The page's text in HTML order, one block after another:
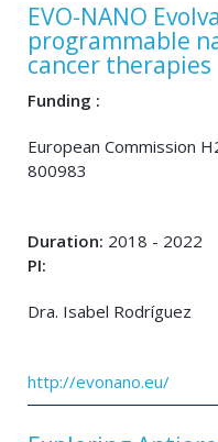
EVO-NANO
programmable
cancer therapies
Funding :
European Commission
800983
Duration: 2018 - 2022
PI:
Dra. Isabel Rodríguez
http://evonano.eu/